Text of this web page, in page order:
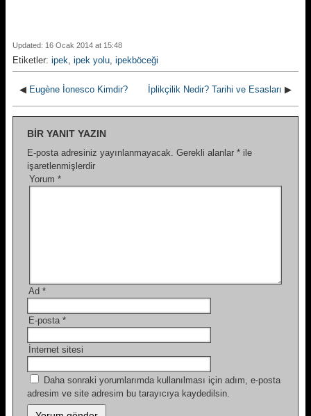
Updated: 16 Ocak 2014 at 15:48
Etiketler: ipek, ipek yolu, ipekböceği
◀ Eugène İonesco Kimdir? İplikçilik Nedir? Tarihi ve Esasları ▶
BIR YANIT YAZIN
E-posta adresiniz yayınlanmayacak. Gerekli alanlar * ile
işaretlenmişlerdir
Yorum *
Ad *
E-posta *
İnternet sitesi
Daha sonraki yorumlarımda kullanılması için adım, e-posta
adresim ve site adresim bu tarayıcıya kaydedilsin.